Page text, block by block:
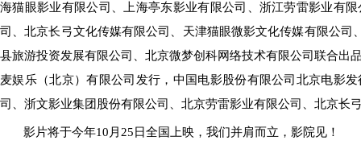
海猫眼影业有限公司、上海亭东影业有限公司、浙江劳雷影业有
司、北京长弓文化传媒有限公司、天津猫眼微影文化传媒有限公司
县旅游投资发展有限公司、北京微梦创科网络技术有限公司联合出
麦娱乐（北京）有限公司发行，中国电影股份有限公司北京电影
司、浙文影业集团股份有限公司、北京劳雷影业有限公司、北京长
影片将于今年10 月 25 日全国上映 ， 我们并肩而立 ， 影院见！